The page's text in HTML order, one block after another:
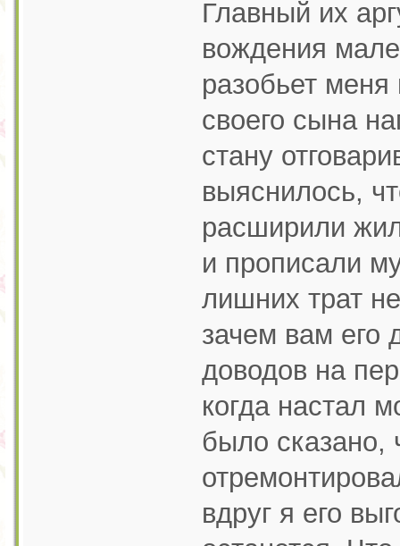
Главный их
вождения
разобьет
своего сына
стану
выяснилось,
расширили
и прописали
лишних трат
зачем вам его
доводов на
когда настал
было сказано,
вдруг я его